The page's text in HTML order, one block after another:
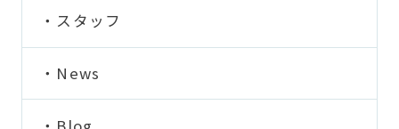
スタッフ
News